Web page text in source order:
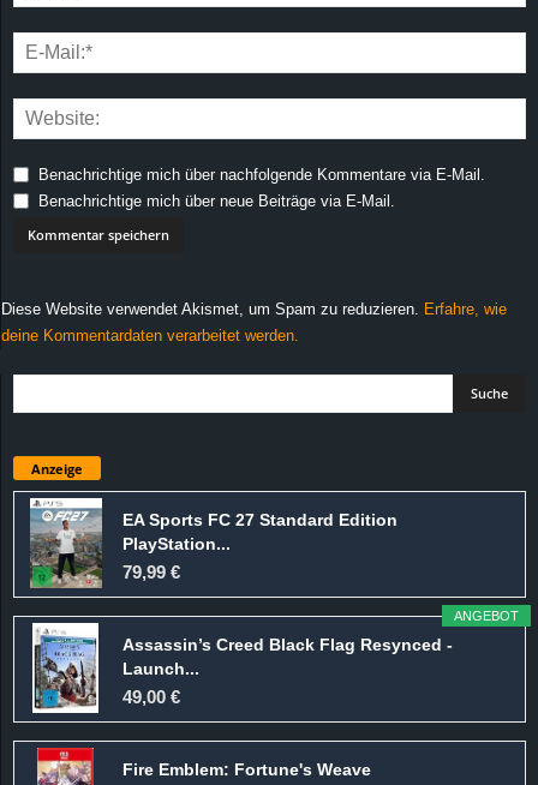
Benachrichtige mich über nachfolgende Kommentare via E-Mail.
Benachrichtige mich über neue Beiträge via E-Mail.
Diese Website verwendet Akismet, um Spam zu reduzieren. Erfahre, wie
deine Kommentardaten verarbeitet werden.
Anzeige
EA Sports FC 27 Standard Edition
PlayStation...
79,99 €
ANGEBOT
Assassin’s Creed Black Flag Resynced -
Launch...
49,00 €
Fire Emblem: Fortune's Weave